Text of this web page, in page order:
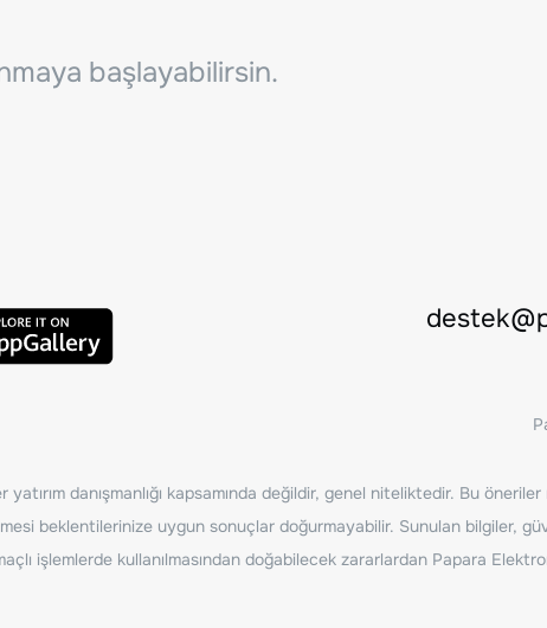
başlayabilirsin.
danışmanlığı kapsamında değildir, genel niteliktedir. Bu
beklentilerinize uygun sonuçlar doğurmayabilir. Sunulan bilgiler,
işlemlerde kullanılmasından doğabilecek zararlardan Papara